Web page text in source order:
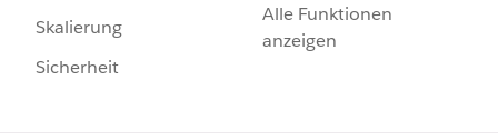
Skalierung
Sicherheit
Alle Funktionen
anzeigen